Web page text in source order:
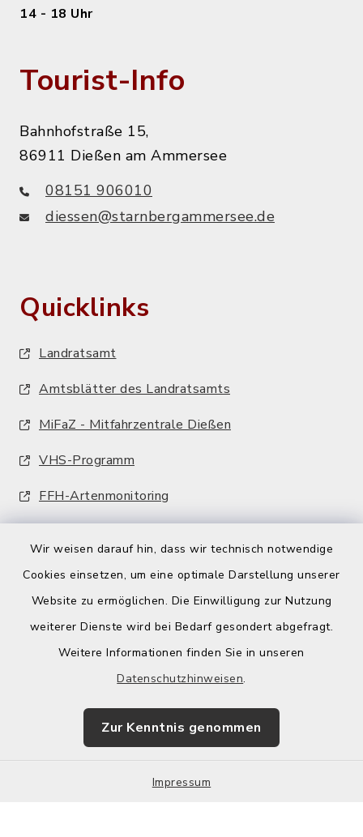
Wir weisen darauf hin, dass wir technisch notwendige
Cookies einsetzen, um eine optimale Darstellung unserer
Website zu ermöglichen. Die Einwilligung zur Nutzung
weiterer Dienste wird bei Bedarf gesondert abgefragt.
Weitere Informationen finden Sie in unseren
Datenschutzhinweisen.
Zur Kenntnis genommen
Impressum
14 - 18 Uhr
Tourist-Info
Bahnhofstraße 15,
86911 Dießen am Ammersee
08151 906010
diessen@starnbergammersee.de
Quicklinks
Landratsamt
Amtsblätter des Landratsamts
MiFaZ - Mitfahrzentrale Dießen
VHS-Programm
FFH-Artenmonitoring
Barrierefreiheit
Impressum
Sitemap